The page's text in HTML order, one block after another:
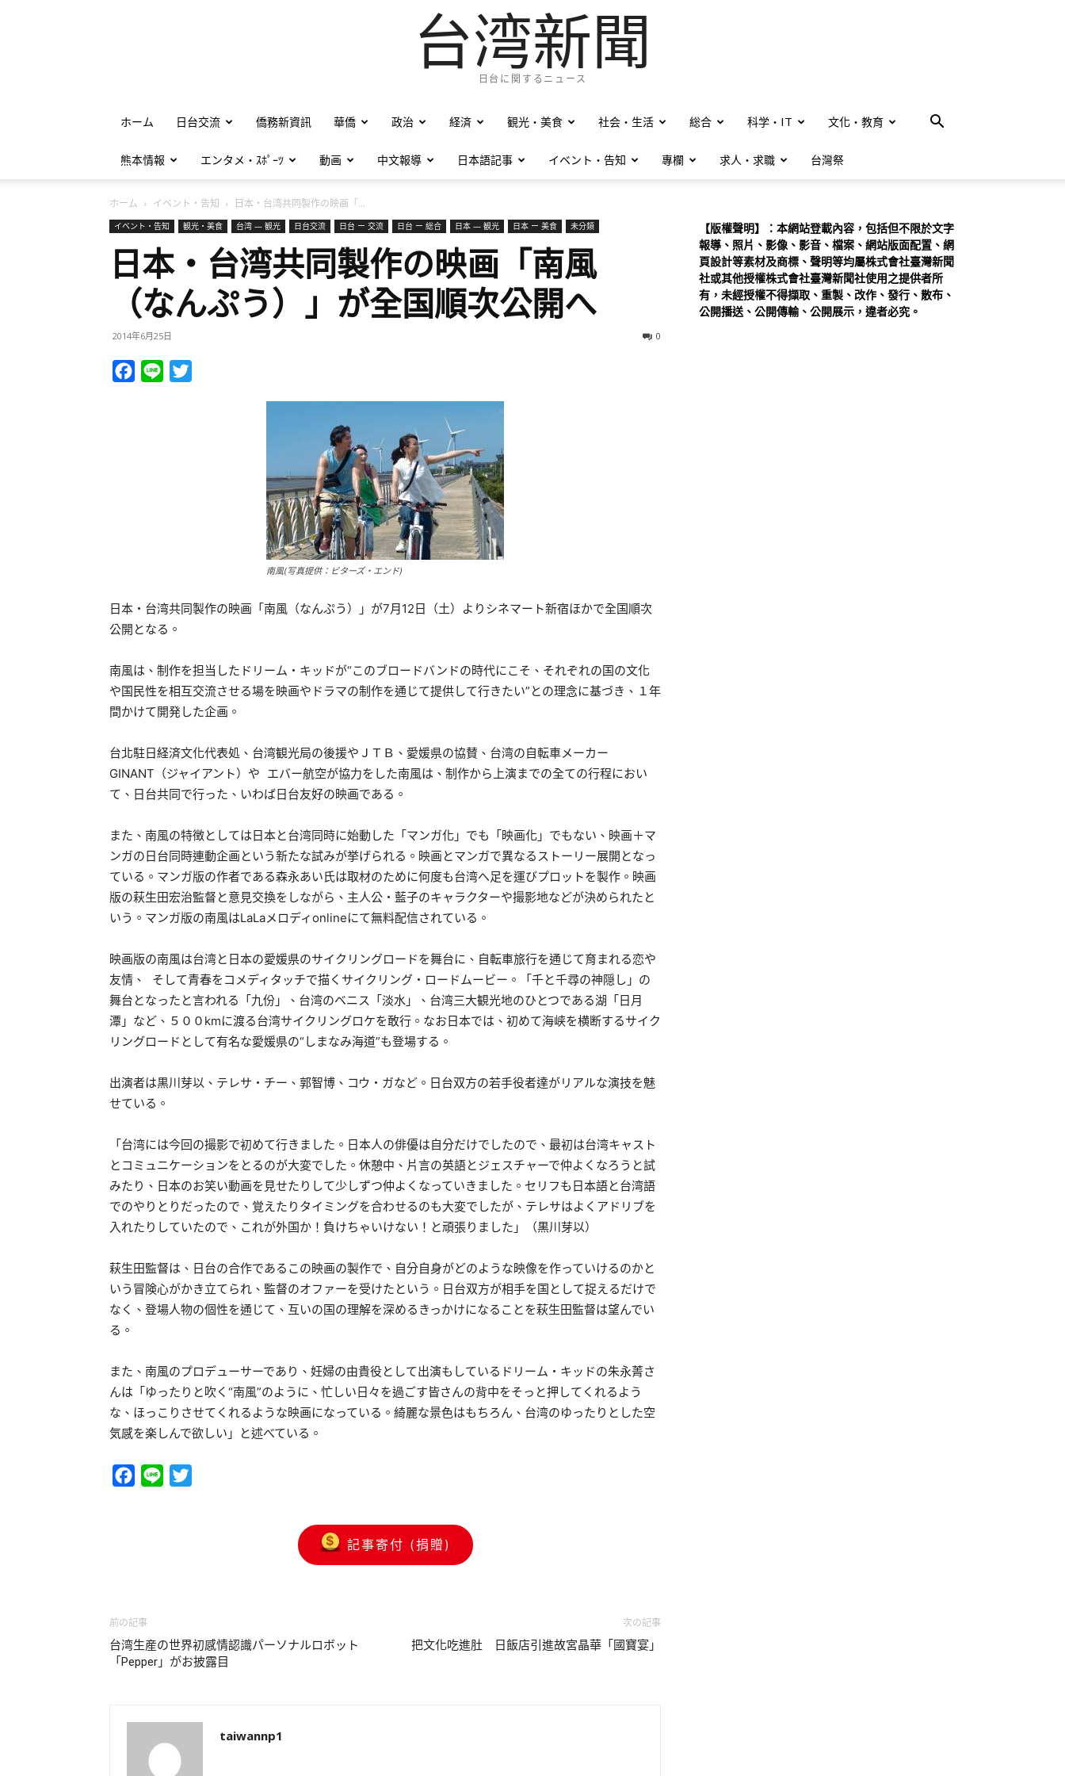
台湾新聞
日台に関するニュース
ホーム 日台交流 僑務新資訊 華僑 政治 経済 観光・美食 社会・生活 総合 科学・IT 文化・教育
熊本情報 エンタメ・ｽﾎﾟｰﾂ 動画 中文報導 日本語記事 イベント・告知 專欄 求人・求職 台灣祭
ホーム イベント・告知 日本・台湾共同製作の映画「...
イベント・告知 観光・美食 台湾 — 観光 日台交流 日台 ー 交流 日台 ー 総合 日本 — 観光 日本 ー 美食 未分類
日本・台湾共同製作の映画「南風
（なんぷう）」が全国順次公開へ
2014年6月25日 0
Facebook
Line
南風(写真提供：ビターズ・エンド)
日本・台湾共同製作の映画「南風（なんぷう）」が7月12日（土）よりシネマート新宿ほかで全国順次
公開となる。
南風は、制作を担当したドリーム・キッドが“このブロードバンドの時代にこそ、それぞれの国の文化
や国民性を相互交流させる場を映画やドラマの制作を通じて提供して行きたい”との理念に基づき、１年
間かけて開発した企画。
台北駐日経済文化代表処、台湾観光局の後援やＪＴＢ、愛媛県の協賛、台湾の自転車メーカー
GINANT（ジャイアント）や エバー航空が協力をした南風は、制作から上演までの全ての行程におい
て、日台共同で行った、いわば日台友好の映画である。
また、南風の特徴としては日本と台湾同時に始動した「マンガ化」でも「映画化」でもない、映画＋マ
ンガの日台同時連動企画という新たな試みが挙げられる。映画とマンガで異なるストーリー展開となっ
ている。マンガ版の作者である森永あい氏は取材のために何度も台湾へ足を運びプロットを製作。映画
版の萩生田宏治監督と意見交換をしながら、主人公・藍子のキャラクターや撮影地などが決められたと
いう。マンガ版の南風はLaLaメロディonlineにて無料配信されている。
映画版の南風は台湾と日本の愛媛県のサイクリングロードを舞台に、自転車旅行を通じて育まれる恋や
友情、 そして青春をコメディタッチで描くサイクリング・ロードムービー。「千と千尋の神隠し」の
舞台となったと言われる「九份」、台湾のベニス「淡水」、台湾三大観光地のひとつである湖「日月
潭」など、５００kmに渡る台湾サイクリングロケを敢行。なお日本では、初めて海峡を横断するサイク
リングロードとして有名な愛媛県の“しまなみ海道”も登場する。
出演者は黒川芽以、テレサ・チー、郭智博、コウ・ガなど。日台双方の若手役者達がリアルな演技を魅
せている。
「台湾には今回の撮影で初めて行きました。日本人の俳優は自分だけでしたので、最初は台湾キャスト
とコミュニケーションをとるのが大変でした。休憩中、片言の英語とジェスチャーで仲よくなろうと試
みたり、日本のお笑い動画を見せたりして少しずつ仲よくなっていきました。セリフも日本語と台湾語
でのやりとりだったので、覚えたりタイミングを合わせるのも大変でしたが、テレサはよくアドリブを
入れたりしていたので、これが外国か！負けちゃいけない！と頑張りました」（黒川芽以）
萩生田監督は、日台の合作であるこの映画の製作で、自分自身がどのような映像を作っていけるのかと
いう冒険心がかき立てられ、監督のオファーを受けたという。日台双方が相手を国として捉えるだけで
なく、登場人物の個性を通じて、互いの国の理解を深めるきっかけになることを萩生田監督は望んでい
る。
また、南風のプロデューサーであり、妊婦の由貴役として出演もしているドリーム・キッドの朱永菁さ
んは「ゆったりと吹く“南風”のように、忙しい日々を過ごす皆さんの背中をそっと押してくれるよう
な、ほっこりさせてくれるような映画になっている。綺麗な景色はもちろん、台湾のゆったりとした空
気感を楽しんで欲しい」と述べている。
Facebook
Line
記事寄付 (捐贈)
前の記事
台湾生産の世界初感情認識パーソナルロボット
「Pepper」がお披露目
次の記事
把文化吃進肚 日飯店引進故宮晶華「國寶宴」
taiwannp1
【版權聲明】：本網站登載內容，包括但不限於文字
報導、照片、影像、影音、檔案、網站版面配置、網
頁設計等素材及商標、聲明等均屬株式會社臺灣新聞
社或其他授權株式會社臺灣新聞社使用之提供者所
有，未經授權不得擷取、重製、改作、發行、散布、
公開播送、公開傳輸、公開展示，違者必究。